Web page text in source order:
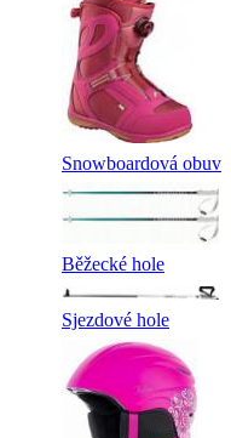
Snowboardová obuv
Běžecké hole
Sjezdové hole